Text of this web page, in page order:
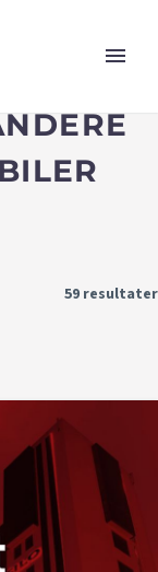
59 resultater